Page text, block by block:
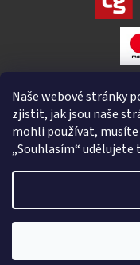
Naše webové stránky
zjistit, jak jsou naše
mohli používat,
„Souhlasím“ udělujete